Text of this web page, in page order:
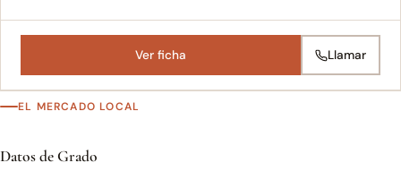
Ver ficha Llamar
EL MERCADO LOCAL
Datos de Grado